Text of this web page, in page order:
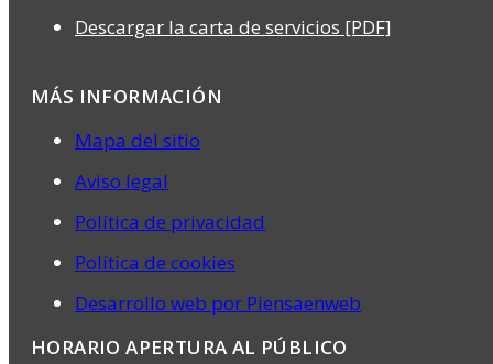
Descargar la carta de servicios [PDF]
MÁS INFORMACIÓN
Mapa del sitio
Aviso legal
Política de privacidad
Política de cookies
Desarrollo web por Piensaenweb
HORARIO APERTURA AL PÚBLICO